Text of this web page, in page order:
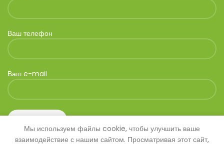
Ваш телефон
Ваш e-mail
Мы используем файлы cookie, чтобы улучшить ваше
взаимодействие с нашим сайтом. Просматривая этот сайт,